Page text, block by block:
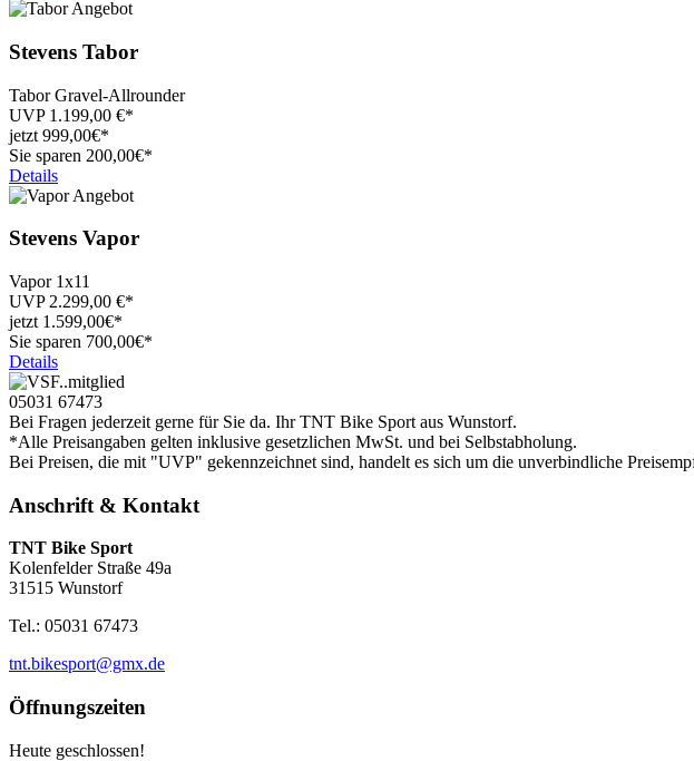
Stevens Tabor
Tabor Gravel-Allrounder
UVP 1.199,00 €*
jetzt 999,00€*
Sie sparen 200,00€*
Details
Stevens Vapor
Vapor 1x11
UVP 2.299,00 €*
jetzt 1.599,00€*
Sie sparen 700,00€*
Details
05031 67473
Bei Fragen jederzeit gerne für Sie da. Ihr TNT Bike Sport aus Wunstorf.
*Alle Preisangaben gelten inklusive gesetzlichen MwSt. und bei Selbstabholung.
Bei Preisen, die mit "UVP" gekennzeichnet sind, handelt es sich um die unverbindliche
Anschrift & Kontakt
TNT Bike Sport
Kolenfelder Straße 49a
31515 Wunstorf
Tel.: 05031 67473
tnt.bikesport@gmx.de
Öffnungszeiten
Heute geschlossen!